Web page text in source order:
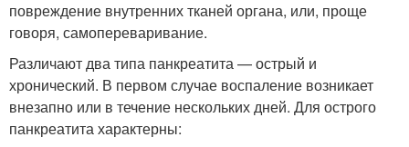
повреждение внутренних тканей органа, или, проще
говоря, самопереваривание.
Различают два типа панкреатита — острый и
хронический. В первом случае воспаление возникает
внезапно или в течение нескольких дней. Для острого
панкреатита характерны: